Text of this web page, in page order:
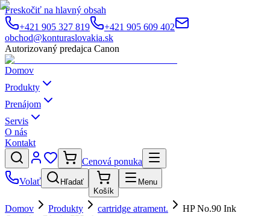
Preskočiť na hlavný obsah
+421 905 327 819
+421 905 609 402
obchod@konturaslovakia.sk
Autorizovaný predajca Canon
Domov
Produkty
Prenájom
Servis
O nás
Kontakt
Cenová ponuka
Volať
Hľadať
Košík
Menu
Domov Produkty cartridge atrament.
HP No.90 Ink